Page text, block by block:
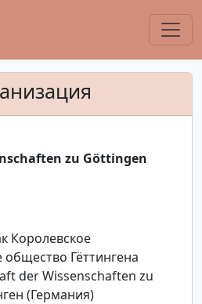
zu Göttingen
Королевское
общество Гёттингена
der Wissenschaften zu
(Германия)